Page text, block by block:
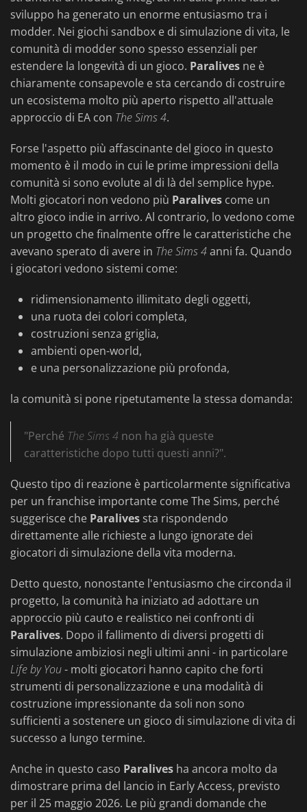
sviluppo ha generato un enorme entusiasmo tra i
modder. Nei giochi sandbox e di simulazione di vita, le
comunità di modder sono spesso essenziali per
estendere la longevità di un gioco. Paralives ne è
chiaramente consapevole e sta cercando di costruire
un ecosistema molto più aperto rispetto all'attuale
approccio di EA con The Sims 4.
Forse l'aspetto più affascinante del gioco in questo
momento è il modo in cui le prime impressioni della
comunità si sono evolute al di là del semplice hype.
Molti giocatori non vedono più Paralives come un
altro gioco indie in arrivo. Al contrario, lo vedono come
un progetto che finalmente offre le caratteristiche che
avevano sperato di avere in The Sims 4anni fa. Quando
i giocatori vedono sistemi come:
ridimensionamento illimitato degli oggetti,
una ruota dei colori completa,
costruzioni senza griglia,
ambienti open-world,
e una personalizzazione più profonda,
la comunità si pone ripetutamente la stessa domanda:
"Perché The Sims 4 non ha già queste
caratteristiche dopo tutti questi anni?".
Questo tipo di reazione è particolarmente significativa
per un franchise importante come The Sims, perché
suggerisce che Paralives sta rispondendo
direttamente alle richieste a lungo ignorate dei
giocatori di simulazione della vita moderna.
Detto questo, nonostante l'entusiasmo che circonda il
progetto, la comunità ha iniziato ad adottare un
approccio più cauto e realistico nei confronti di
Paralives. Dopo il fallimento di diversi progetti di
simulazione ambiziosi negli ultimi anni - in particolare
Life by You- molti giocatori hanno capito che forti
strumenti di personalizzazione e una modalità di
costruzione impressionante da soli non sono
sufficienti a sostenere un gioco di simulazione di vita di
successo a lungo termine.
Anche in questo caso Paralives ha ancora molto da
dimostrare prima del lancio in Early Access, previsto
per il 25 maggio 2026. Le più grandi domande che